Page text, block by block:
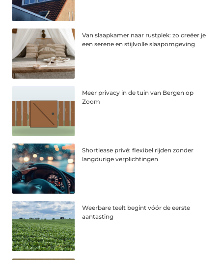
Van slaapkamer naar rustplek: zo creëer je
een serene en stijlvolle slaapomgeving
Meer privacy in de tuin van Bergen op
Zoom
Shortlease privé: flexibel rijden zonder
langdurige verplichtingen
Weerbare teelt begint vóór de eerste
aantasting